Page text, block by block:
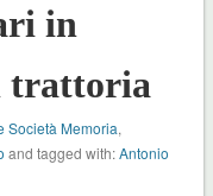
in
trattoria
Società Memoria,
and tagged with:Antonio